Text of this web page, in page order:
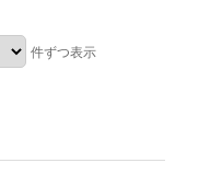
件ずつ表示